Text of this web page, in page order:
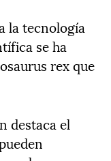
la tecnología
se ha
rex que
destaca el